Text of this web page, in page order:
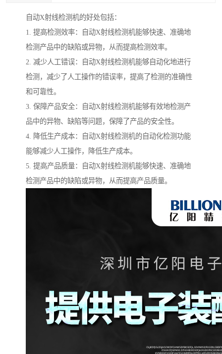
自动X射线检测机的好处包括：
1. 提高检测效率：自动X射线检测机能够快速、准确地
检测产品中的缺陷或异物，从而提高检测效率。
2. 减少人工错误：自动X射线检测机能够自动化地进行
检测，减少了人工操作的错误率，提高了检测的准确性
和可靠性。
3. 保障产品安全：自动X射线检测机能够有效地检测产
品中的异物、缺陷等问题，保障了产品的安全性。
4. 降低生产成本：自动X射线检测机的自动化检测功能
能够减少人工操作，降低生产成本。
5. 提高产品质量：自动X射线检测机能够快速、准确地
检测产品中的缺陷或异物，从而提高产品质量。